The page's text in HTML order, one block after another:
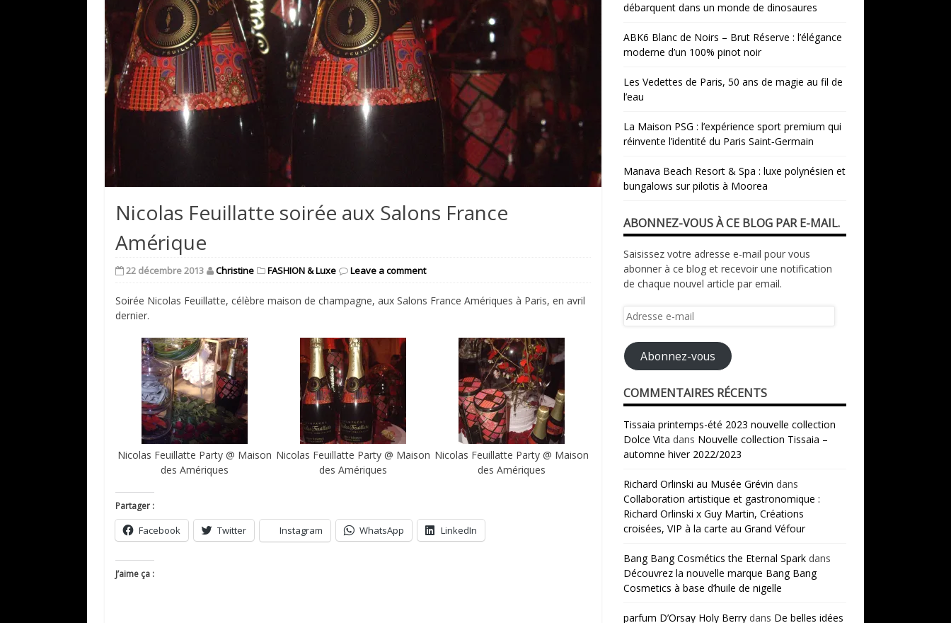
Nicolas Feuillatte soirée aux Salons France
Amérique
22 décembre 2013 Christine FASHION & Luxe Leave a comment
Soirée Nicolas Feuillatte, célèbre maison de champagne, aux Salons France Amériques à Paris, en avril
dernier.
Nicolas Feuillatte Party @ Maison
des Amériques
Nicolas Feuillatte Party @ Maison
des Amériques
Nicolas Feuillatte Party @ Maison
des Amériques
Partager :
Facebook Twitter Instagram WhatsApp LinkedIn
J’aime ça :
débarquent dans un monde de dinosaures
ABK6 Blanc de Noirs – Brut Réserve : l’élégance
moderne d’un 100% pinot noir
Les Vedettes de Paris, 50 ans de magie au fil de
l’eau
La Maison PSG : l’expérience sport premium qui
réinvente l’identité du Paris Saint‑Germain
Manava Beach Resort & Spa : luxe polynésien et
bungalows sur pilotis à Moorea
ABONNEZ-VOUS À CE BLOG PAR E-MAIL.
Saisissez votre adresse e-mail pour vous
abonner à ce blog et recevoir une notification
de chaque nouvel article par email.
Adresse
mail
Abonnez-vous
COMMENTAIRES RÉCENTS
Tissaia printemps-été 2023 nouvelle collection
Dolce Vita dans Nouvelle collection Tissaia –
automne hiver 2022/2023
Richard Orlinski au Musée Grévin dans
Collaboration artistique et gastronomique :
Richard Orlinski x Guy Martin, Créations
croisées, VIP à la carte au Grand Véfour
Bang Bang Cosmétics the Eternal Spark dans
Découvrez la nouvelle marque Bang Bang
Cosmetics à base d’huile de nigelle
parfum D’Orsay Holy Berry dans De belles idées